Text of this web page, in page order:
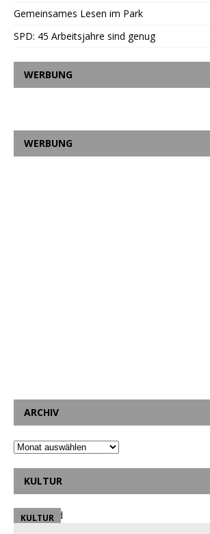
Gemeinsames Lesen im Park
SPD: 45 Arbeitsjahre sind genug
WERBUNG
WERBUNG
ARCHIV
KULTUR
KULTUR